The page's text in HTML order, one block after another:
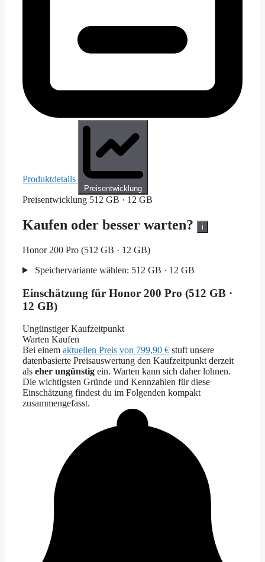
Produktdetails
Preisentwicklung
Preisentwicklung 512 GB · 12 GB
Kaufen oder besser warten? i
Honor 200 Pro (512 GB · 12 GB)
Speichervariante wählen: 512 GB · 12 GB
Einschätzung für Honor 200 Pro (512 GB ·
12 GB)
Ungünstiger Kaufzeitpunkt
Warten Kaufen
Bei einem aktuellen Preis von 799,90 € stuft unsere
datenbasierte Preisauswertung den Kaufzeitpunkt derzeit
als eher ungünstig ein. Warten kann sich daher lohnen.
Die wichtigsten Gründe und Kennzahlen für diese
Einschätzung findest du im Folgenden kompakt
zusammengefasst.